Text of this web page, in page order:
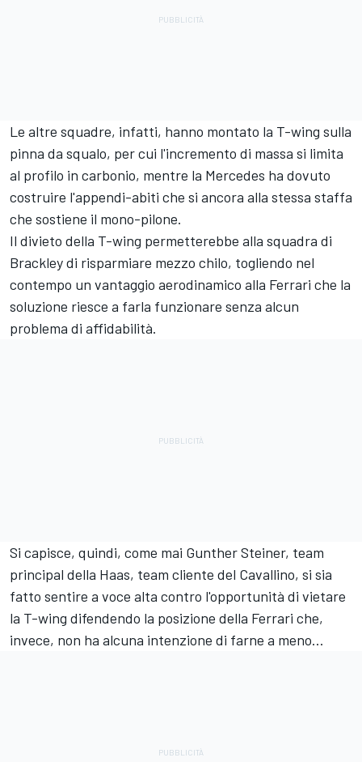
Le altre squadre, infatti, hanno montato la T-wing sulla
pinna da squalo, per cui l'incremento di massa si limita
al profilo in carbonio, mentre la Mercedes ha dovuto
costruire l'appendi-abiti che si ancora alla stessa staffa
che sostiene il mono-pilone.
Il divieto della T-wing permetterebbe alla squadra di
Brackley di risparmiare mezzo chilo, togliendo nel
contempo un vantaggio aerodinamico alla Ferrari che la
soluzione riesce a farla funzionare senza alcun
problema di affidabilità.
Si capisce, quindi, come mai Gunther Steiner, team
principal della Haas, team cliente del Cavallino, si sia
fatto sentire a voce alta contro l'opportunità di vietare
la T-wing difendendo la posizione della Ferrari che,
invece, non ha alcuna intenzione di farne a meno...